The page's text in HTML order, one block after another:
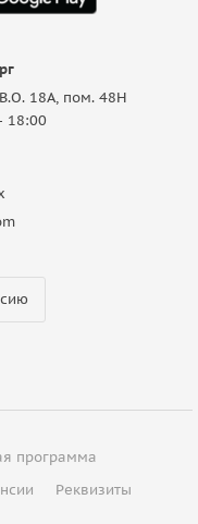
18A, пом. 48Н
18:00
программа
Реквизиты